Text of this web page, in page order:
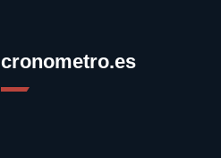
cronometro.es